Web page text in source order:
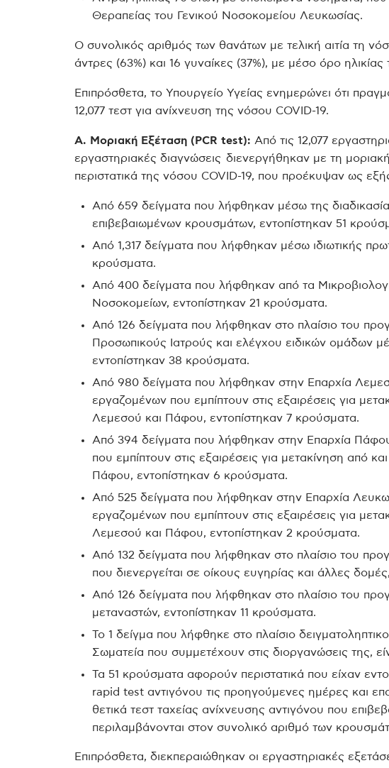
Θεραπείας του Γενικού Νοσοκομείου Λευκωσίας.
Ο συνολικός αριθμός των θανάτων με τελική αιτία τη
άντρες (63%) και 16 γυναίκες (37%), με μέσο όρο ηλικίας
Επιπρόσθετα, το Υπουργείο Υγείας ενημερώνει ότι
12,077 τεστ για ανίχνευση της νόσου COVID-19.
Α. Μοριακή Εξέταση (PCR test): Από τις 12,077
εργαστηριακές διαγνώσεις διενεργήθηκαν με τη
περιστατικά της νόσου COVID-19, που προέκυψαν ως
Από 659 δείγματα που λήφθηκαν μέσω της
επιβεβαιωμένων κρουσμάτων, εντοπίστηκαν 51
Από 1,317 δείγματα που λήφθηκαν μέσω ιδιωτικής
κρούσματα.
Από 400 δείγματα που λήφθηκαν από τα
Νοσοκομείων, εντοπίστηκαν 21 κρούσματα.
Από 126 δείγματα που λήφθηκαν στο πλαίσιο του
Προσωπικούς Ιατρούς και ελέγχου ειδικών ομάδων
εντοπίστηκαν 38 κρούσματα.
Από 980 δείγματα που λήφθηκαν στην Επαρχία
εργαζομένων που εμπίπτουν στις εξαιρέσεις για
Λεμεσού και Πάφου, εντοπίστηκαν 7 κρούσματα.
Από 394 δείγματα που λήφθηκαν στην Επαρχία
που εμπίπτουν στις εξαιρέσεις για μετακίνηση από
Πάφου, εντοπίστηκαν 6 κρούσματα.
Από 525 δείγματα που λήφθηκαν στην Επαρχία
εργαζομένων που εμπίπτουν στις εξαιρέσεις για
Λεμεσού και Πάφου, εντοπίστηκαν 2 κρούσματα.
Από 132 δείγματα που λήφθηκαν στο πλαίσιο του
που διενεργείται σε οίκους ευγηρίας και άλλες
Από 126 δείγματα που λήφθηκαν στο πλαίσιο του
μεταναστών, εντοπίστηκαν 11 κρούσματα.
Το 1 δείγμα που λήφθηκε στο πλαίσιο
Σωματεία που συμμετέχουν στις διοργανώσεις της,
Τα 51 κρούσματα αφορούν περιστατικά που είχαν
rapid test αντιγόνου τις προηγούμενες ημέρες και
θετικά τεστ ταχείας ανίχνευσης αντιγόνου που
περιλαμβάνονται στον συνολικό αριθμό των
Επιπρόσθετα, διεκπεραιώθηκαν οι εργαστηριακές